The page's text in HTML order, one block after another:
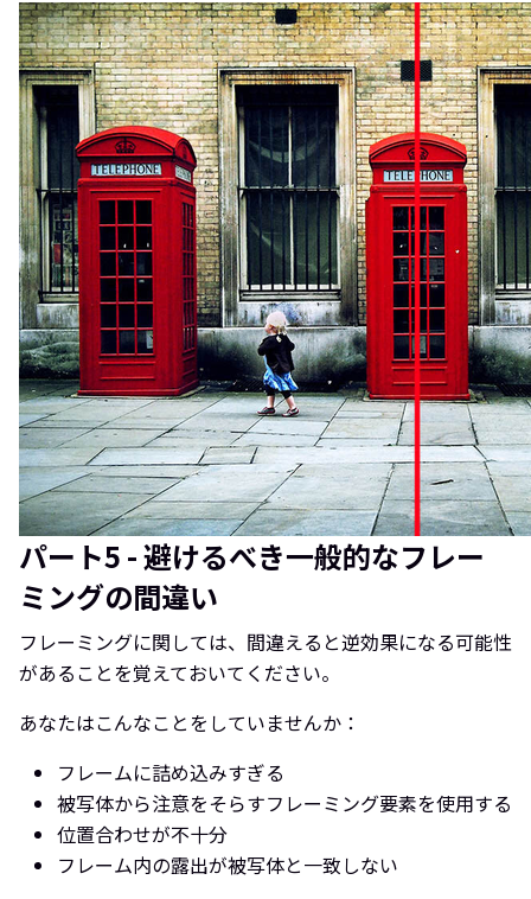
パート5 - 避けるべき一般的なフレー
ミングの間違い
フレーミングに関しては、間違えると逆効果になる可能性
があることを覚えておいてください。
あなたはこんなことをしていませんか：
フレームに詰め込みすぎる
被写体から注意をそらすフレーミング要素を使用する
位置合わせが不十分
フレーム内の露出が被写体と一致しない